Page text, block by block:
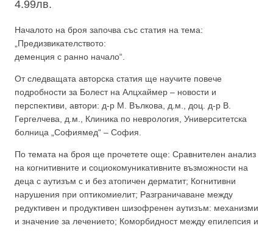
4.99лв.
Началото на броя започва със статия на тема:
„Предизвикателството:
деменция с ранно начало“.
От следващата авторска статия ще научите повече
подробности за Болест на Алцхаймер – новости и
перспективи, автори: д-р М. Вълкова, д.м., доц. д-р В.
Гергелчева, д.м., Клиника по неврология, Университетска
болница „Софиямед“ – София.
По темата на броя ще прочетете още: Сравнителен анализ
на когнитивните и социокомуникативните възможности на
деца с аутизъм с и без атопичен дерматит; Когнитивни
нарушения при оптикомиелит; Разграничаване между
редуктивен и продуктивен шизофренен аутизъм: механизми
и значение за лечението; Коморбидност между епилепсия и